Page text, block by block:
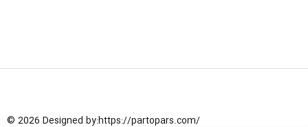
© 2026 Designed by:https://partopars.com/